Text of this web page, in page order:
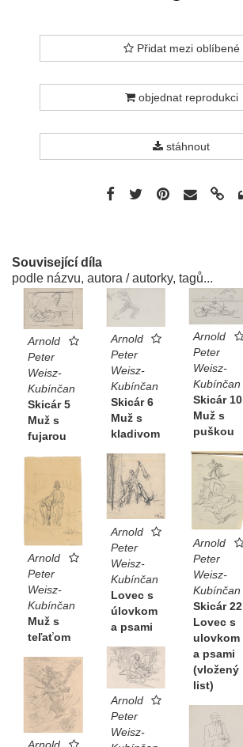
Přidat mezi oblíbené
objednat reprodukci
stáhnout
Související díla
podle názvu, autora / autorky, tagů...
Arnold
Peter
Weisz-
Kubínčan
Skicár 5
Muž s
fujarou
Arnold
Peter
Weisz-
Kubínčan
Skicár 6
Muž s
kladivom
Arnold
Peter
Weisz-
Kubínčan
Skicár 10
Muž s
puškou
Arnold
Peter
Weisz-
Kubínčan
Skicár 22
Lovec s
ulovkom
a psami
(vložený
list)
Arnold
Peter
Weisz-
Kubínčan
Lovec s
úlovkom
a psami
Arnold
Peter
Weisz-
Kubínčan
Muž s
teľaťom
Arnold
Peter
Weisz-